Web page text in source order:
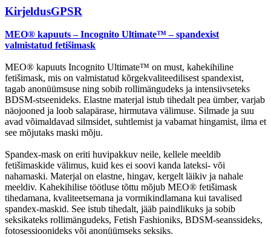
KirjeldusGPSR
MEO® kapuuts – Incognito Ultimate™ – spandexist
valmistatud fetišimask
MEO® kapuuts Incognito Ultimate™ on must, kahekihiline
fetišimask, mis on valmistatud kõrgekvaliteedilisest spandexist,
tagab anonüümsuse ning sobib rollimängudeks ja intensiivseteks
BDSM-stseenideks. Elastne materjal istub tihedalt pea ümber, varjab
näojooned ja loob salapärase, hirmutava välimuse. Silmade ja suu
avad võimaldavad silmsidet, suhtlemist ja vabamat hingamist, ilma et
see mõjutaks maski mõju.
Spandex-mask on eriti huvipakkuv neile, kellele meeldib
fetišimaskide välimus, kuid kes ei soovi kanda lateksi- või
nahamaski. Materjal on elastne, hingav, kergelt läikiv ja nahale
meeldiv. Kahekihilise töötluse tõttu mõjub MEO® fetišimask
tihedamana, kvaliteetsemana ja vormikindlamana kui tavalised
spandex-maskid. See istub tihedalt, jääb paindlikuks ja sobib
seksikateks rollimängudeks, Fetish Fashioniks, BDSM-seanssideks,
fotosessioonideks või anonüümseks seksiks.